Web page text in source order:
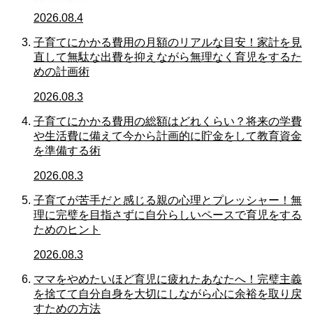
2026.08.4
子育てにかかる費用の月額のリアルな目安！家計を見
直して無駄な出費を抑えながら無理なく育児をするた
めの計画術
2026.08.3
子育てにかかる費用の総額はどれくらい？将来の学費
や生活費に備えて今から計画的に貯金をして教育資金
を準備する術
2026.08.3
子育てが苦手だと感じる親の心理とプレッシャー！無
理に完璧を目指さずに自分らしいペースで育児をする
ためのヒント
2026.08.3
ママをやめたいほど育児に疲れたあなたへ！完璧主義
を捨てて自分自身を大切にしながら心に余裕を取り戻
すための方法